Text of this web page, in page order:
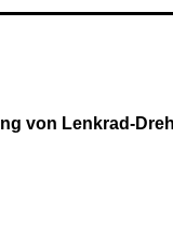
von Lenkrad-